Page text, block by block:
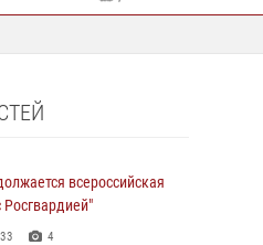
всероссийская
4